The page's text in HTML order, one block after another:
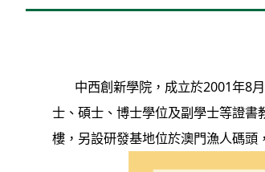
中西創新學院，成立於2001年8月
士、碩士、博士學位及副學士等證
樓，另設研發基地位於澳門漁人碼頭